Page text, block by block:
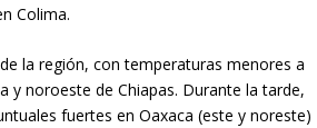
Colima.
la región, con temperaturas menores a
y noroeste de Chiapas. Durante la tarde,
fuertes en Oaxaca (este y noreste)